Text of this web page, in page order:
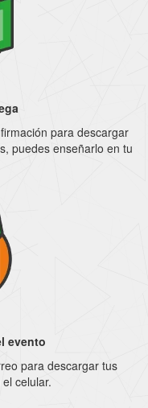
para descargar
puedes enseñarlo en tu
evento
para descargar tus
celular.